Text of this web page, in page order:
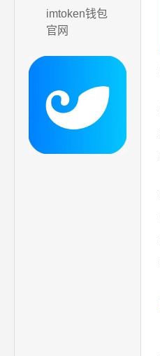
imtoken钱包
官网